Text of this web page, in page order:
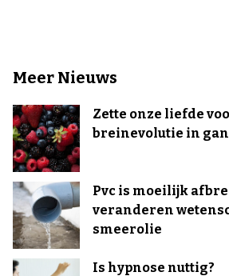
Meer Nieuws
Zette onze liefde
breinevolutie in
Pvc is moeilijk
veranderen
smeerolie
Is hypnose nuttig?